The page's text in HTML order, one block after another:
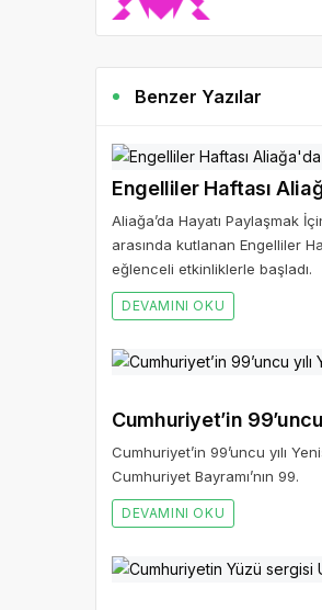
Benzer Yazılar
Engelliler Haftası
Aliağa’da Hayatı Paylaşmak
arasında kutlanan Engelliler
eğlenceli etkinliklerle başladı.
DEVAMINI OKU
Cumhuriyet’in
Cumhuriyet’in 99’uncu yılı
Cumhuriyet Bayramı’nın 99.
DEVAMINI OKU